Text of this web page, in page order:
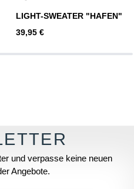
LIGHT-SWEATER "HAFEN"
Regulärer Preis:
39,95 €
und verpasse keine neuen
Angebote.